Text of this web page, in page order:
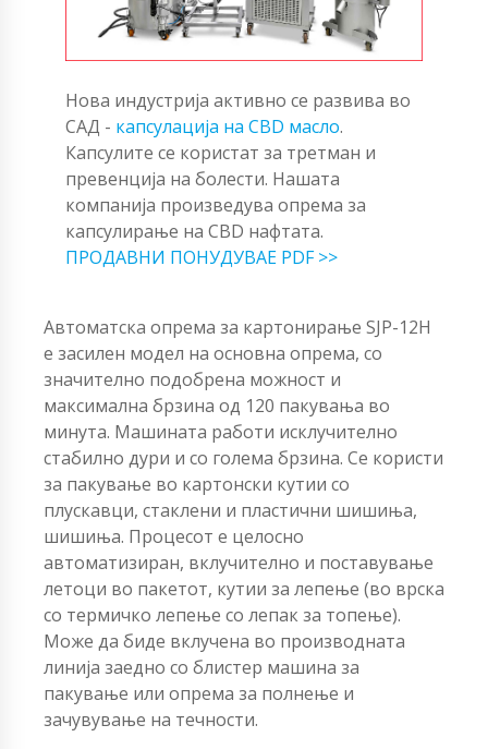
Нова индустрија активно се развива во
САД - капсулација на CBD масло.
Капсулите се користат за третман и
превенција на болести. Нашата
компанија произведува опрема за
капсулирање на CBD нафтата.
ПРОДАВНИ ПОНУДУВАЕ PDF >>
Автоматска опрема за картонирање SJP-12H
е засилен модел на основна опрема, со
значително подобрена можност и
максимална брзина од 120 пакувања во
минута. Машината работи исклучително
стабилно дури и со голема брзина. Се користи
за пакување во картонски кутии со
плускавци, стаклени и пластични шишиња,
шишиња. Процесот е целосно
автоматизиран, вклучително и поставување
летоци во пакетот, кутии за лепење (во врска
со термичко лепење со лепак за топење).
Може да биде вклучена во производната
линија заедно со блистер машина за
пакување или опрема за полнење и
зачувување на течности.